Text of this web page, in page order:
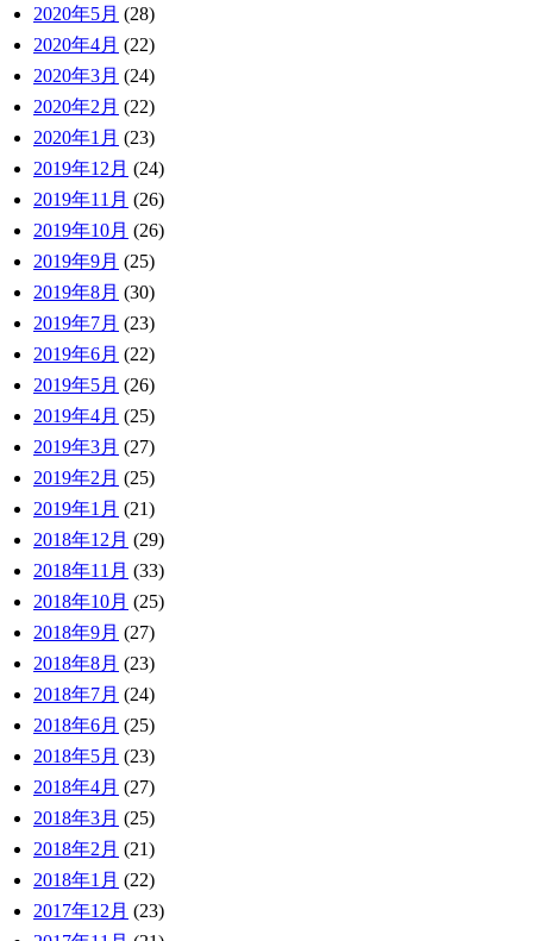
2020年5月 (28)
2020年4月 (22)
2020年3月 (24)
2020年2月 (22)
2020年1月 (23)
2019年12月 (24)
2019年11月 (26)
2019年10月 (26)
2019年9月 (25)
2019年8月 (30)
2019年7月 (23)
2019年6月 (22)
2019年5月 (26)
2019年4月 (25)
2019年3月 (27)
2019年2月 (25)
2019年1月 (21)
2018年12月 (29)
2018年11月 (33)
2018年10月 (25)
2018年9月 (27)
2018年8月 (23)
2018年7月 (24)
2018年6月 (25)
2018年5月 (23)
2018年4月 (27)
2018年3月 (25)
2018年2月 (21)
2018年1月 (22)
2017年12月 (23)